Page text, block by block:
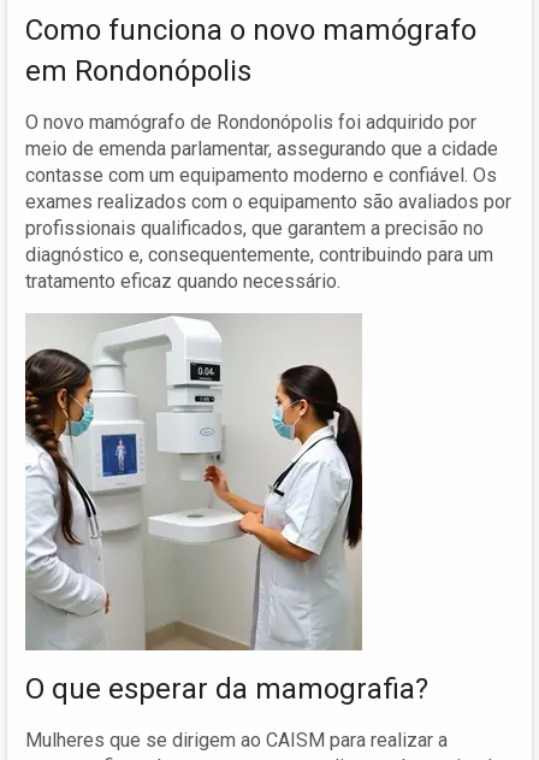
Como funciona o novo mamógrafo
em Rondonópolis
O novo mamógrafo de Rondonópolis foi adquirido por
meio de emenda parlamentar, assegurando que a cidade
contasse com um equipamento moderno e confiável. Os
exames realizados com o equipamento são avaliados por
profissionais qualificados, que garantem a precisão no
diagnóstico e, consequentemente, contribuindo para um
tratamento eficaz quando necessário.
O que esperar da mamografia?
Mulheres que se dirigem ao CAISM para realizar a